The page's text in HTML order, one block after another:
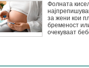
Фолната
за жени кои
бременост
очекуваат